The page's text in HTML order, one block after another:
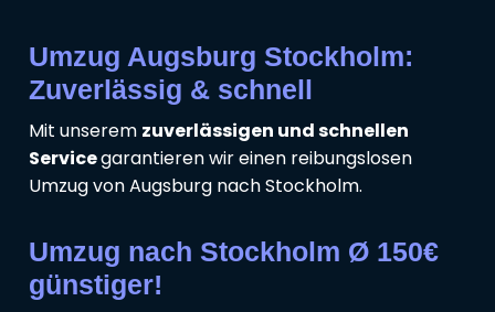
Umzug Augsburg Stockholm:
Zuverlässig & schnell
Mit unserem zuverlässigen und schnellen
Servicegarantieren wir einen reibungslosen
Umzug von Augsburg nach Stockholm.
Umzug nach Stockholm Ø 150€
günstiger!